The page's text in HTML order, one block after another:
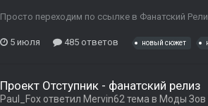
Просто переходим по ссылке в Фанатский
5 июля 485 ответов новый сюжет
Проект Отступник - фанатский релиз
Paul_Fox ответил Mervin62 тема в Моды Зов